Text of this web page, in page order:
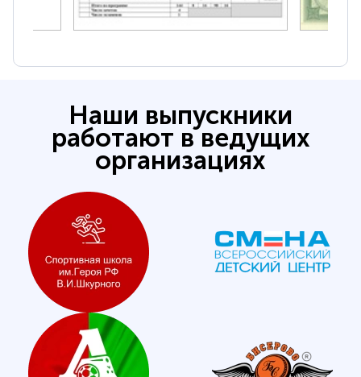
Наши выпускники
работают в ведущих
организациях